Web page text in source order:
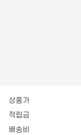
상품가
적립금
배송비